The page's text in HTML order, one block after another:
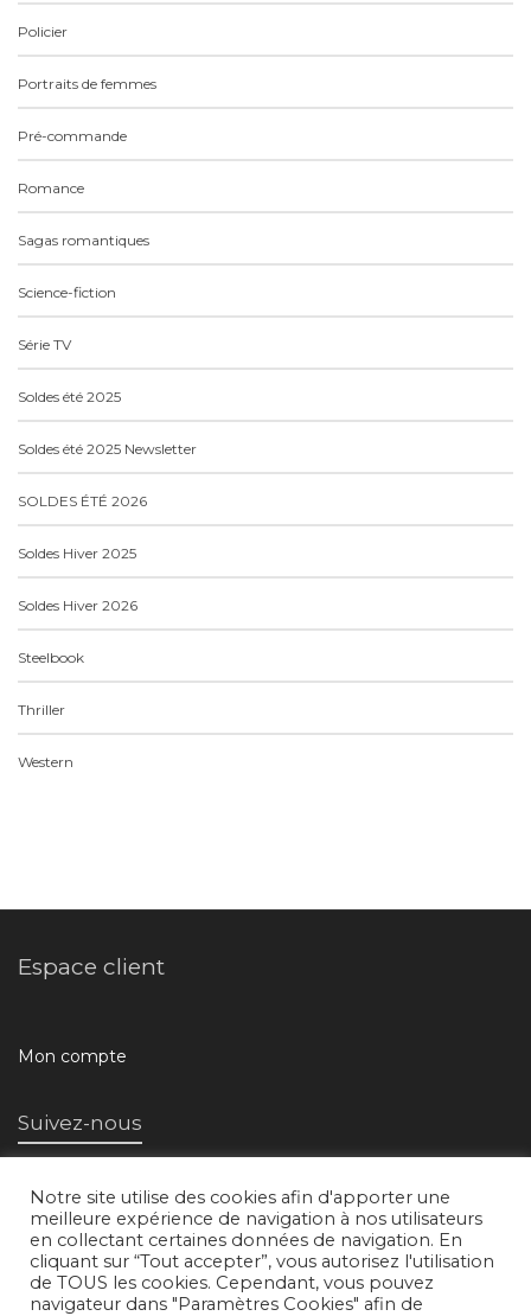
Policier
Portraits de femmes
Pré-commande
Romance
Sagas romantiques
Science-fiction
Série TV
Soldes été 2025
Soldes été 2025 Newsletter
SOLDES ÉTÉ 2026
Soldes Hiver 2025
Soldes Hiver 2026
Steelbook
Thriller
Western
Espace client
Mon compte
Suivez-nous
L'atelier d'images © 2018 /Mentions légales/Conditions générales de
Notre site utilise des cookies afin d'apporter une
meilleure expérience de navigation à nos utilisateurs
en collectant certaines données de navigation. En
cliquant sur “Tout accepter”, vous autorisez l'utilisation
de TOUS les cookies. Cependant, vous pouvez
navigateur dans "Paramètres Cookies" afin de